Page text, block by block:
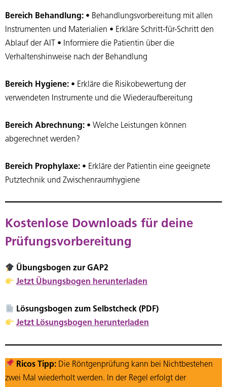
Bereich Behandlung: • Behandlungsvorbereitung mit allen
Instrumenten und Materialien • Erkläre Schritt-für-Schritt den
Ablauf der AIT • Informiere die Patientin über die
Verhaltenshinweise nach der Behandlung
Bereich Hygiene: • Erkläre die Risikobewertung der
verwendeten Instrumente und die Wiederaufbereitung
Bereich Abrechnung: • Welche Leistungen können
abgerechnet werden?
Bereich Prophylaxe: • Erkläre der Patientin eine geeignete
Putztechnik und Zwischenraumhygiene
Kostenlose Downloads für deine
Prüfungsvorbereitung
Übungsbogen zur GAP2
Jetzt Übungsbogen herunterladen
Lösungsbogen zum Selbstcheck (PDF)
Jetzt Lösungsbogen herunterladen
Ricos Tipp: Die Röntgenprüfung kann bei Nichtbestehen
zwei Mal wiederholt werden. In der Regel erfolgt der